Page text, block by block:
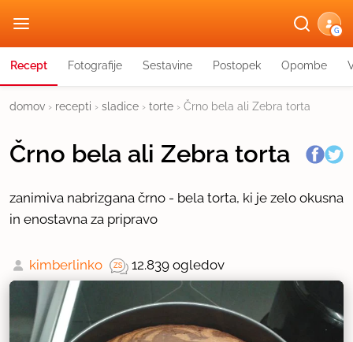
G
Recept Fotografije Sestavine Postopek Opombe
domov › recepti › sladice › torte › Črno bela ali Zebra torta
Črno bela ali Zebra torta
zanimiva nabrizgana črno - bela torta, ki je zelo okusna
in enostavna za pripravo
kimberlinko 12.839 ogledov